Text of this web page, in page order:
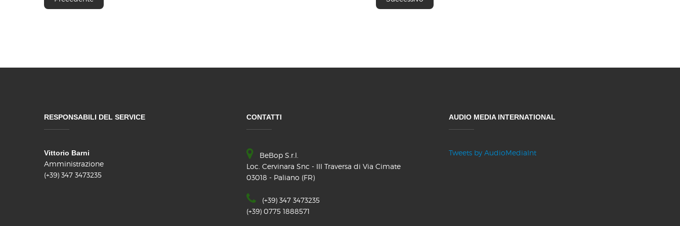
RESPONSABILI DEL SERVICE
Vittorio Barni
Amministrazione
(+39) 347 3473235
CONTATTI
BeBop S.r.l.
Loc. Cervinara Snc - III Traversa di Via Cimate
03018 - Paliano (FR)
(+39) 347 3473235
(+39) 0775 1888571
AUDIO MEDIA INTERNATIONAL
Tweets by AudioMediaInt